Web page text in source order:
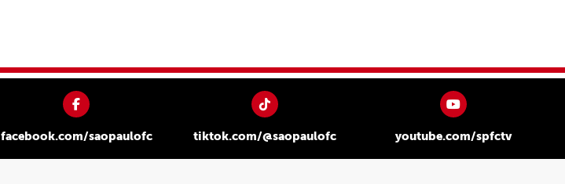
facebook.com/saopaulofc tiktok.com/@saopaulofc youtube.com/spfctv